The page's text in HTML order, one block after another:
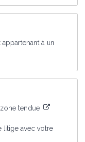
à un
tendue
litige avec votre